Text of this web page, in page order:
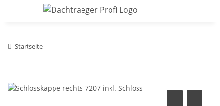
Startseite